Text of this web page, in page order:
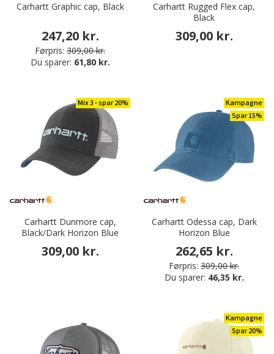
Carhartt Graphic cap, Black
247,20 kr.
Førpris: 309,00 kr.
Du sparer: 61,80 kr.
Carhartt Rugged Flex cap,
Black
309,00 kr.
Mix 3 - spar 20%
Carhartt Dunmore cap,
Black/Dark Horizon Blue
309,00 kr.
Kampagne
Spar 15%
Carhartt Odessa cap, Dark
Horizon Blue
262,65 kr.
Førpris: 309,00 kr.
Du sparer: 46,35 kr.
Kampagne
Spar 20%